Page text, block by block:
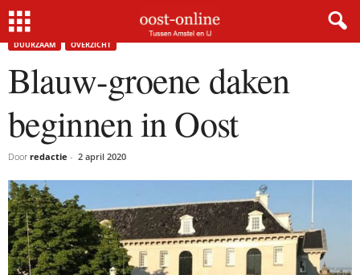
Home Blauw-groene daken beginnen in Oost
DUURZAAM OVERZICHT
Blauw-groene daken
beginnen in Oost
Door redactie - 2 april 2020